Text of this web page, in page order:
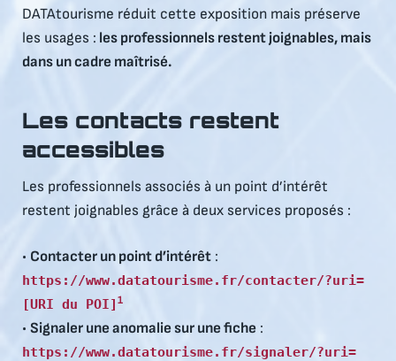
DATAtourisme réduit cette exposition mais préserve
les usages : les professionnels restent joignables, mais
dans un cadre maîtrisé.
Les contacts restent
accessibles
Les professionnels associés à un point d’intérêt
restent joignables grâce à deux services proposés :
• Contacter un point d’intérêt :
https://www.datatourisme.fr/contacter/?uri=
[URI du POI] 1
• Signaler une anomalie sur une fiche :
https://www.datatourisme.fr/signaler/?uri=